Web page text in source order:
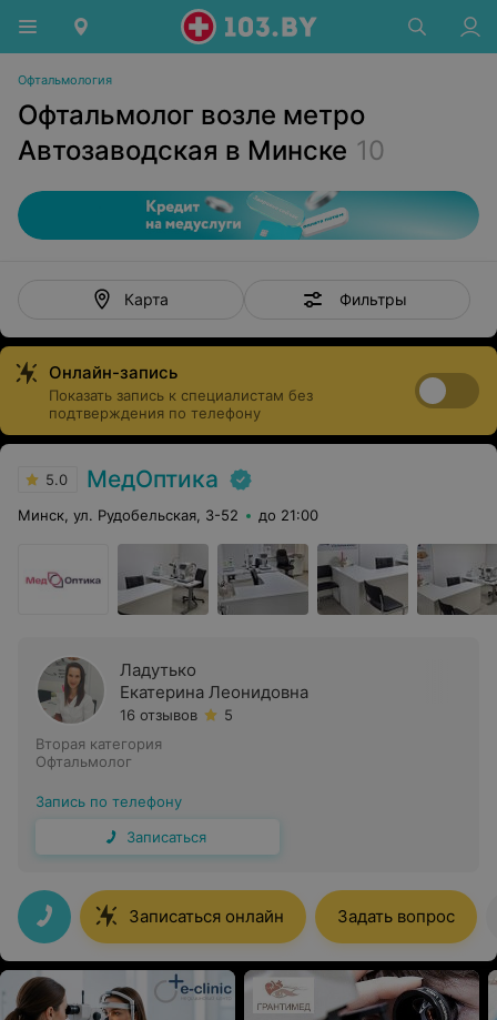
Офтальмология
Офтальмолог возле метро
Автозаводская в Минске 10
Карта Фильтры
Онлайн-запись
Показать запись к специалистам без
подтверждения по телефону
5.0 МедОптика
Минск, ул. Рудобельская, 3-52 до 21:00
Ладутько
Екатерина Леонидовна
16 отзывов
5
Вторая категория
Офтальмолог
Запись по телефону
Записаться
Записаться онлайн Задать вопрос